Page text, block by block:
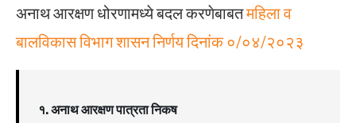
अनाथ आरक्षण धोरणामध्ये बदल करणेबाबतमहिला व
बालविकास विभाग शासन निर्णय दिनांक ०/०४/२०२३
१. अनाथ आरक्षण पात्रता निकष